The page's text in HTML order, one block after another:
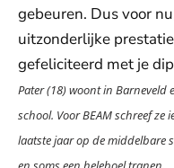
gebeuren. Dus voor
uitzonderlijke
gefeliciteerd met je
Pater (18) woont in Barneveld
school. Voor BEAM schreef
laatste jaar op de middelbare